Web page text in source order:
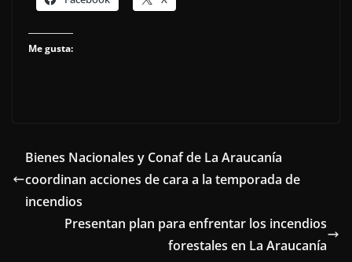
Me gusta:
Bienes Nacionales y Conaf de La Araucanía
coordinan acciones de cara a la temporada de
incendios
Presentan plan para enfrentar los incendios
forestales en La Araucanía